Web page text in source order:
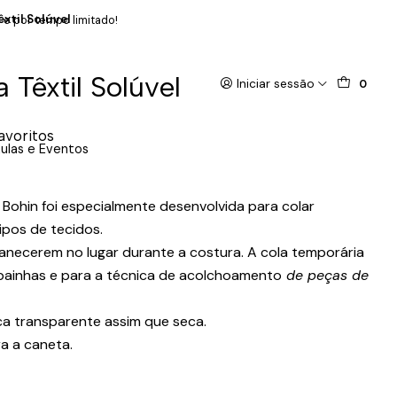
Iniciar sessão 0
e Eventos
por tempo limitado!
Solúvel
Têxtil Solúvel
foi especialmente desenvolvida para colar
de tecidos.
no lugar durante a costura. A cola temporária
e para a técnica de acolchoamento de peças de
transparente assim que seca.
a caneta.